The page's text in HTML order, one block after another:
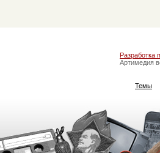
Разработка
Артимедия
Темы